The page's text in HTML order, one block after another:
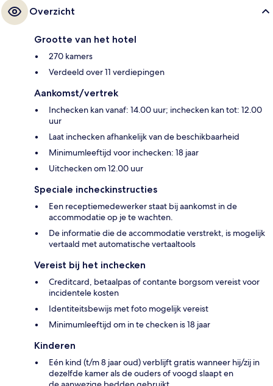
Overzicht
Grootte van het hotel
270 kamers
Verdeeld over 11 verdiepingen
Aankomst/vertrek
Inchecken kan vanaf: 14.00 uur; inchecken kan tot: 12.00
uur
Laat inchecken afhankelijk van de beschikbaarheid
Minimumleeftijd voor inchecken: 18 jaar
Uitchecken om 12.00 uur
Speciale incheckinstructies
Een receptiemedewerker staat bij aankomst in de
accommodatie op je te wachten.
De informatie die de accommodatie verstrekt, is mogelijk
vertaald met automatische vertaaltools
Vereist bij het inchecken
Creditcard, betaalpas of contante borgsom vereist voor
incidentele kosten
Identiteitsbewijs met foto mogelijk vereist
Minimumleeftijd om in te checken is 18 jaar
Kinderen
Eén kind (t/m 8 jaar oud) verblijft gratis wanneer hij/zij in
dezelfde kamer als de ouders of voogd slaapt en